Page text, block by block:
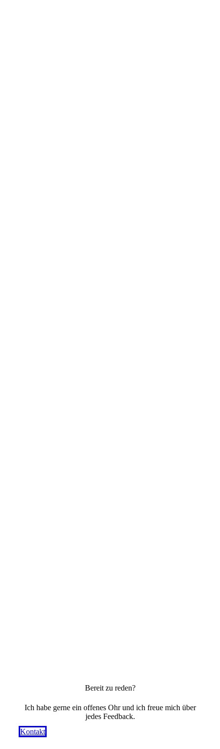
Bereit zu reden?
Ich habe gerne ein offenes Ohr und ich freue mich über
jedes Feedback.
Kontakt